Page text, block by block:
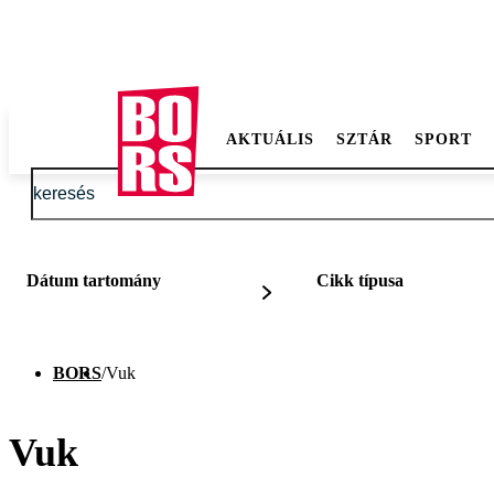
AKTUÁLIS SZTÁR SPORT
Dátum tartomány Cikk típusa
BORS/Vuk
Vuk